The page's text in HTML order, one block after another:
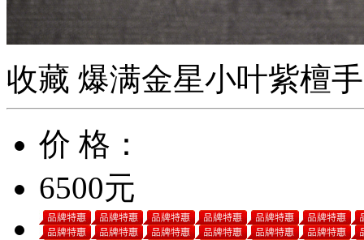
收藏 爆满金星小叶紫檀
价 格：
6500元